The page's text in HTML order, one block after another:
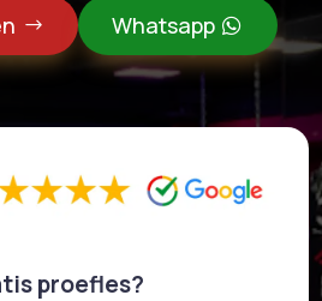
Whatsapp
proefles?